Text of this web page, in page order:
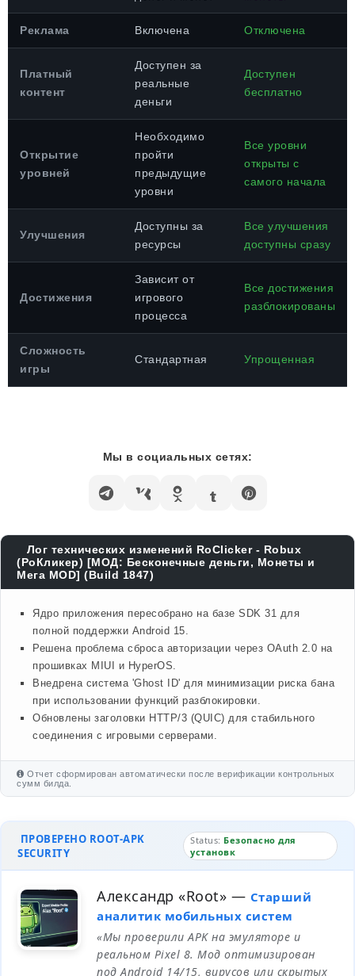
Реклама Включена Отключена
Платный
контент
Доступен за
реальные
деньги
Доступен
бесплатно
Открытие
уровней
Необходимо
пройти
предыдущие
уровни
Все уровни
открыты с
самого начала
Улучшения
Доступны за
ресурсы
Все улучшения
доступны сразу
Достижения
Зависит от
игрового
процесса
Все достижения
разблокированы
Сложность
игры
Стандартная Упрощенная
Мы в социальных сетях:
Лог технических изменений RoClicker - Robux
(РоКликер) [МОД: Бесконечные деньги, Монеты и
Мега MOD] (Build 1847)
Ядро приложения пересобрано на базе SDK 31 для
полной поддержки Android 15.
Решена проблема сброса авторизации через OAuth 2.0 на
прошивках MIUI и HyperOS.
Внедрена система 'Ghost ID' для минимизации риска бана
при использовании функций разблокировки.
Обновлены заголовки HTTP/3 (QUIC) для стабильного
соединения с игровыми серверами.
Отчет сформирован автоматически после верификации контрольных
сумм билда.
ПРОВЕРЕНО ROOT-APK
SECURITY
Status: Безопасно для
установк
Александр «Root» — Старший
аналитик мобильных систем
«Мы проверили APK на эмуляторе и
реальном Pixel 8. Мод оптимизирован
под Android 14/15, вирусов или скрытых